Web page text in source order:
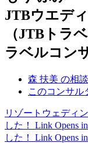
JTBウエデ
（JTBトラ
ラベルコン
森 扶美 の相
このコンサル
リゾートウェディ
した！
Link Opens
した！
Link Opens